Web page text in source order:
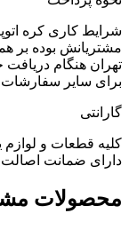
شرایط کاری کره
مشتریانش بوده بر
تهران هنگام دریافت
برای سایر سفارشات
گارانتی
کلیه قطعات و لوازم
دارای ضمانت
محصولات